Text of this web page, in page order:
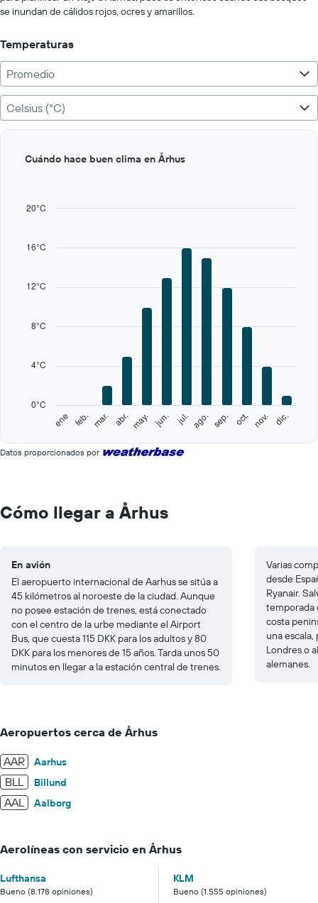
se inundan de cálidos rojos, ocres y amarillos.
Temperaturas
Promedio
Celsius (°C)
Range:
categories.
displaying
to
20.
graphic.
ene feb. mar. abr. may. jun. jul. ago. sep. oct. nov. dic.
0°C
4°C
8°C
12°C
16°C
20°C
Cuándo hace buen clima en Århus
interactive
chart
Datos proporcionados por
Cómo llegar a Århus
En avión
El aeropuerto internacional de Aarhus se sitúa a
45 kilómetros al noroeste de la ciudad. Aunque
no posee estación de trenes, está conectado
con el centro de la urbe mediante el Airport
Bus, que cuesta 115 DKK para los adultos y 80
DKK para los menores de 15 años. Tarda unos 50
minutos en llegar a la estación central de trenes.
Varias
desde
Ryanair.
temporada
costa
una
Londres o
alemanes.
Aeropuertos cerca de Århus
AAR Aarhus
BLL Billund
AAL Aalborg
Aerolíneas con servicio en Århus
Lufthansa
Bueno (8.178 opiniones)
KLM
Bueno (1.555 opiniones)